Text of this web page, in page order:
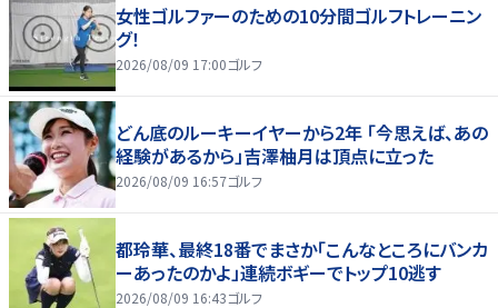
女性ゴルファーのための10分間ゴルフトレーニン
グ！
2026/08/09 17:00ゴルフ
どん底のルーキーイヤーから2年 「今思えば、あの
経験があるから」吉澤柚月は頂点に立った
2026/08/09 16:57ゴルフ
都玲華、最終18番でまさか「こんなところにバンカ
ーあったのかよ」連続ボギーでトップ10逃す
2026/08/09 16:43ゴルフ